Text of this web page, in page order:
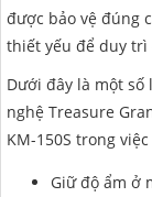
được bảo vệ đúng
thiết yếu để duy trì
Dưới đây là một số
nghệ Treasure
KM-150S trong
Giữ độ ẩm ở